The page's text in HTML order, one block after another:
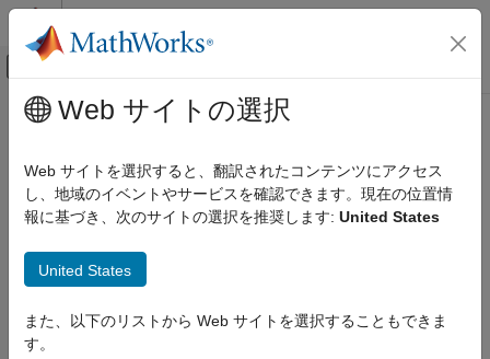
コンテンツへスキップ
オフキャンバス ナビゲーション メ
ドキュメンテーションのホーム
言語の基礎
データ型
realmax
構文
メインコンテンツ
realmax
正の最大浮動小数点数
構文
f = realmax(typename)
f = realmax(like=p)
Web サイトの選択
Web サイトを選択すると、翻訳されたコンテンツにアクセス
し、地域のイベントやサービスを確認できます。現在の位置情
報に基づき、次のサイトの選択を推奨します: United States
United States
また、以下のリストから Web サイトを選択することもできま
す。